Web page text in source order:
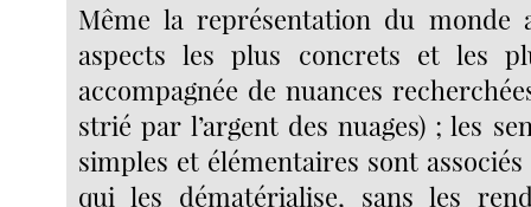
Même la représentation du monde
aspects les plus concrets et les
accompagnée de nuances
strié par l’argent des nuages) ; les
simples et élémentaires sont
qui les dématérialise, sans les